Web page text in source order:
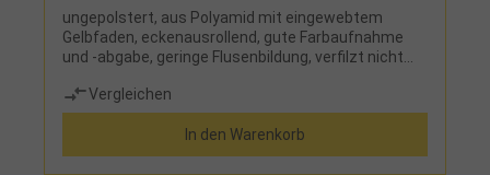
ungepolstert, aus Polyamid mit eingewebtem
Gelbfaden, eckenausrollend, gute Farbaufnahme
und -abgabe, geringe Flusenbildung, verfilzt nicht
Vergleichen
In den Warenkorb